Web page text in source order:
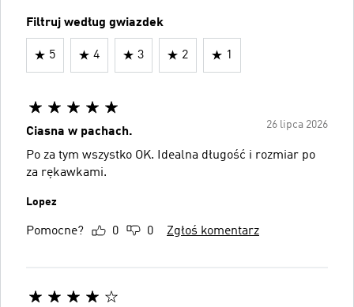
Filtruj według gwiazdek
5 4 3 2 1
26 lipca 2026
Ciasna w pachach.
Po za tym wszystko OK. Idealna długość i rozmiar po
za rękawkami.
Lopez
Pomocne? 0 0 Zgłoś komentarz